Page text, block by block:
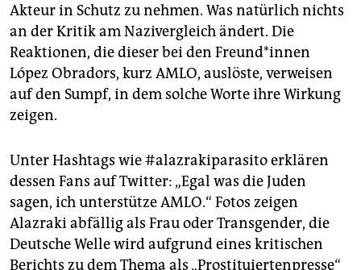
Akteur in Schutz zu nehmen. Was natürlich nichts
an der Kritik am Nazivergleich ändert. Die
Reaktionen, die dieser bei den Freun­d*in­nen
López Obradors, kurz AMLO, auslöste, verweisen
auf den Sumpf, in dem solche Worte ihre Wirkung
zeigen.
Unter Hashtags wie #alazrakiparasito erklären
dessen Fans auf Twitter: „Egal was die Juden
sagen, ich unterstütze AMLO.“ Fotos zeigen
Alazraki abfällig als Frau oder Transgender, die
Deutsche Welle wird aufgrund eines kritischen
Berichts zu dem Thema als „Prostituiertenpresse“